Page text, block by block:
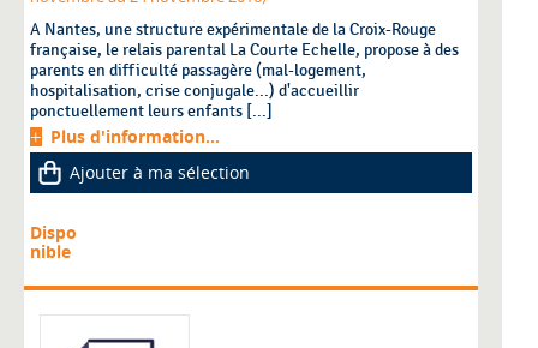
A Nantes, une structure expérimentale de la Croix-Rouge
française, le relais parental La Courte Echelle, propose à des
parents en difficulté passagère (mal-logement,
hospitalisation, crise conjugale...) d'accueillir
ponctuellement leurs enfants [...]
Plus d'information...
Ajouter à ma sélection
Dispo
nible